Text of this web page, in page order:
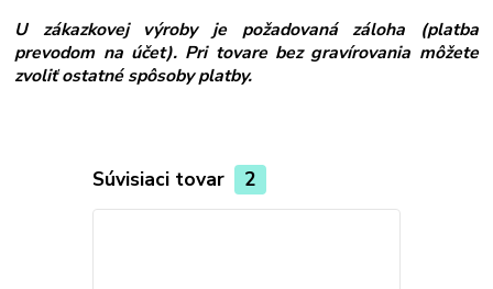
U zákazkovej výroby je požadovaná záloha (platba
prevodom na účet). Pri tovare bez gravírovania môžete
zvoliť ostatné spôsoby platby.
Súvisiaci tovar 2